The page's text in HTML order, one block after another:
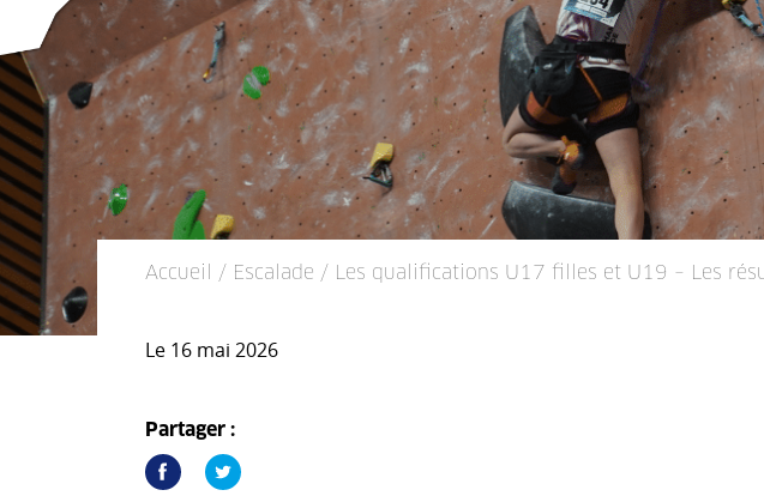
Accueil / Escalade / Les qualifications U17 filles et U19 – Les
Le 16 mai 2026
Partager :